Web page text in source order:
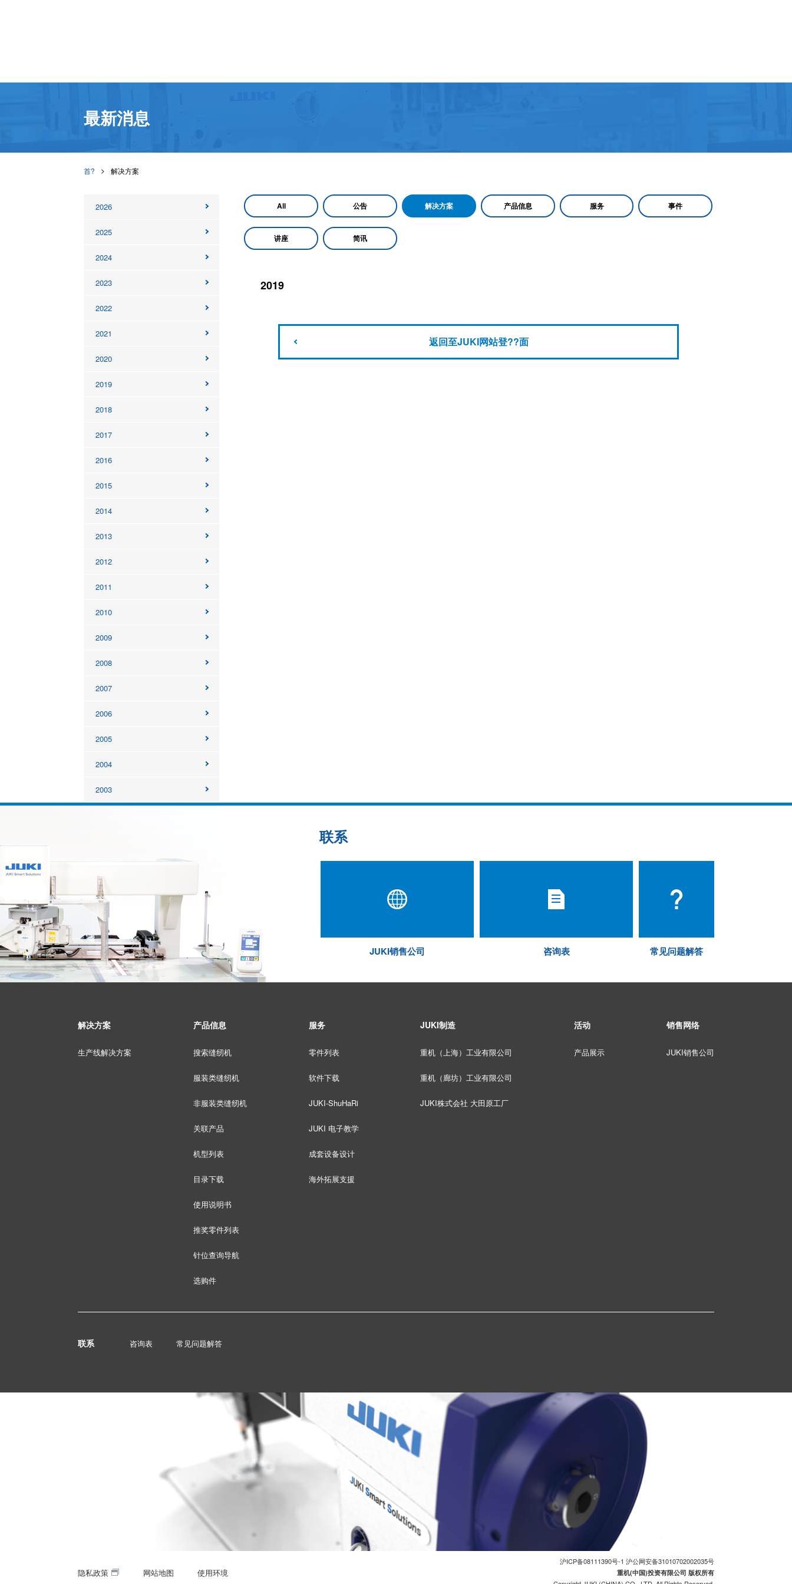
最新消息
首? 解决方案
2026
2025
2024
2023
2022
2021
2020
2019
2018
2017
2016
2015
2014
2013
2012
2011
2010
2009
2008
2007
2006
2005
2004
2003
All 公告 解决方案 产品信息 服务 事件
讲座 简讯
2019
返回至JUKI网站登??面
联系
JUKI销售公司 咨询表 常见问题解答
解决方案
生产线解决方案
产品信息
搜索缝纫机
服装类缝纫机
非服装类缝纫机
关联产品
机型列表
目录下载
使用说明书
推奖零件列表
针位查询导航
选购件
服务
零件列表
软件下载
JUKI-ShuHaRi
JUKI 电子教学
成套设备设计
海外拓展支援
JUKI制造
重机（上海）工业有限公司
重机（廊坊）工业有限公司
JUKI株式会社 大田原工厂
活动
产品展示
销售网络
JUKI销售公司
联系 咨询表 常见问题解答
隐私政策 网站地图 使用环境
沪ICP备08111390号-1 沪公网安备31010702002035号
重机(中国)投资有限公司 版权所有